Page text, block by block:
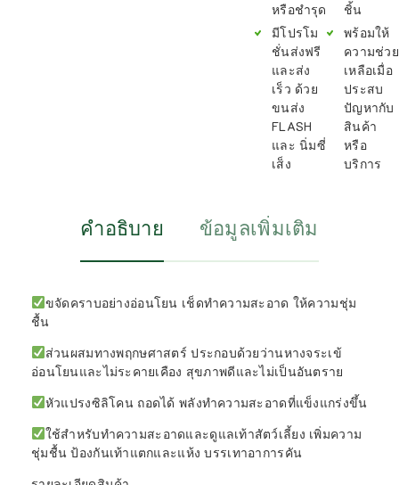
หรือชำรุด
มีโปรโม
ชั่นส่งฟรี
และส่ง
เร็ว ด้วย
ขนส่ง
FLASH
และ นิ่มซี่
เส็ง
ชิ้น
พร้อมให้
ความช่วย
เหลือเมื่อ
ประสบ
ปัญหากับ
สินค้า
หรือ
บริการ
คำอธิบาย ข้อมูลเพิ่มเติม
ขจัดคราบอย่างอ่อนโยน เช็ดทำความสะอาด ให้ความชุ่ม
ชื้น
ส่วนผสมทางพฤกษศาสตร์ ประกอบด้วยว่านหางจระเข้
อ่อนโยนและไม่ระคายเคือง สุขภาพดีและไม่เป็นอันตราย
หัวแปรงซิลิโคน ถอดได้ พลังทำความสะอาดที่แข็งแกร่งขึ้น
ใช้สำหรับทำความสะอาดและดูแลเท้าสัตว์เลี้ยง เพิ่มความ
ชุ่มชื้น ป้องกันเท้าแตกและแห้ง บรรเทาอาการคัน